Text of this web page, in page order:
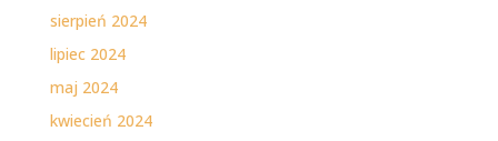
sierpień 2024
lipiec 2024
maj 2024
kwiecień 2024